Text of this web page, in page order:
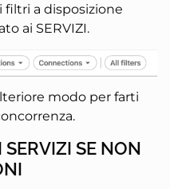
filtri a disposizione
ai SERVIZI.
modo per farti
SERVIZI SE NON